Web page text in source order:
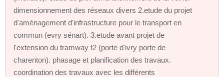
dimensionnement des réseaux divers 2.etude du projet
d'aménagement d'infrastructure pour le transport en
commun (evry sénart). 3.etude avant projet de
l'extension du tramway t2 (porte d'ivry porte de
charenton). phasage et planification des travaux.
coordination des travaux avec les différents